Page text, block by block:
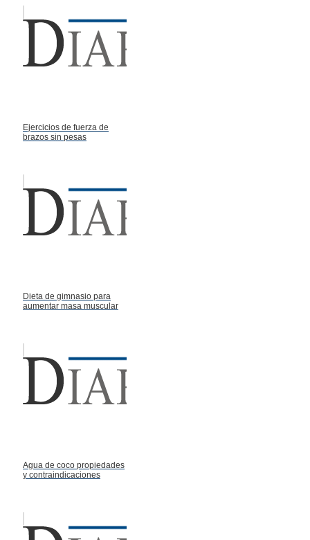
Ejercicios de fuerza de
brazos sin pesas
Dieta de gimnasio para
aumentar masa muscular
Agua de coco propiedades
y contraindicaciones